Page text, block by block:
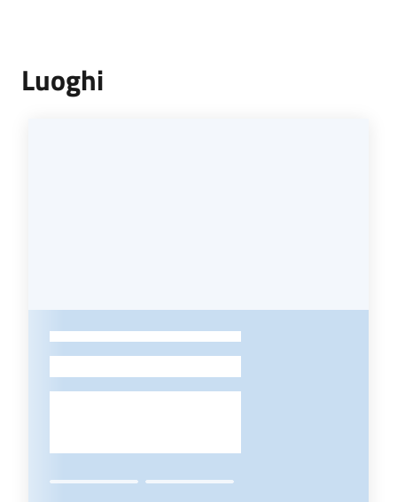
Luoghi
-